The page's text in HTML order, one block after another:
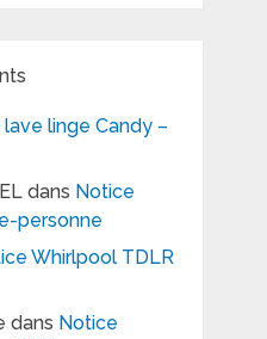
lave linge Candy –
dans Notice
personne
Whirlpool TDLR
dans Notice